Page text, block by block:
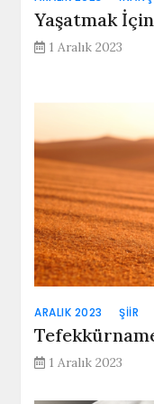
Yaşatmak
1 Aralık 2023
ARALIK 2023 ŞIIR
1 Aralık 2023